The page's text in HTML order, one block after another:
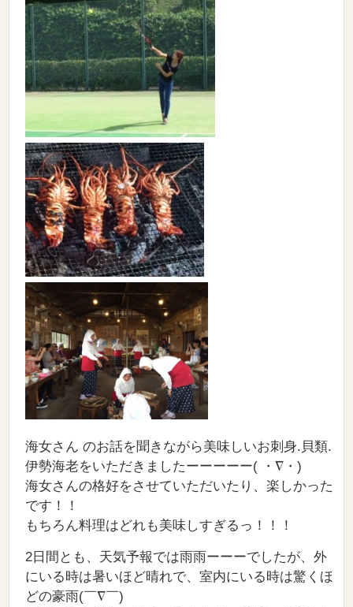
海女さん のお話を聞きながら美味しいお刺身.貝類.
伊勢海老をいただきましたーーーーー( ・∇・)
海女さんの格好をさせていただいたり、楽しかった
です！！
もちろん料理はどれも美味しすぎるっ！！！
2日間とも、天気予報では雨雨ーーーでしたが、外
にいる時は暑いほど晴れで、室内にいる時は驚くほ
どの豪雨(￣∇￣)